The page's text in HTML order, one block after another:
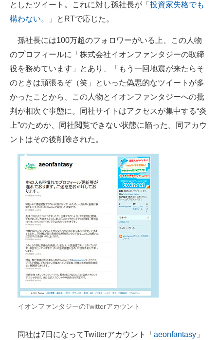
エネルギーの専門メディア
ちょっと気になるネットの話題
としたツイート。これに対し孫社長が「 投資家失格でも
構わない。
」とRTで応じた。
孫社長には100万超のフォロワーがいる上、この人物
のプロフィールに「株式会社イオンファンタジーの取締
役を務めています」とあり、「もう一回地震が来たらそ
のときは頑張るぞ（笑」といった偽悪的なツイートが多
かったことから、この人物とイオンファンタジーへの批
判が相次ぐ事態に。同社サイトはアクセスが集中する“炎
上”のためか、同社閲覧できない状態に陥った。同アカウ
ントはその後削除された。
イオンファンタジーのTwitterアカウント
同社は7日になってTwitterアカウント「 aeonfantasy 」